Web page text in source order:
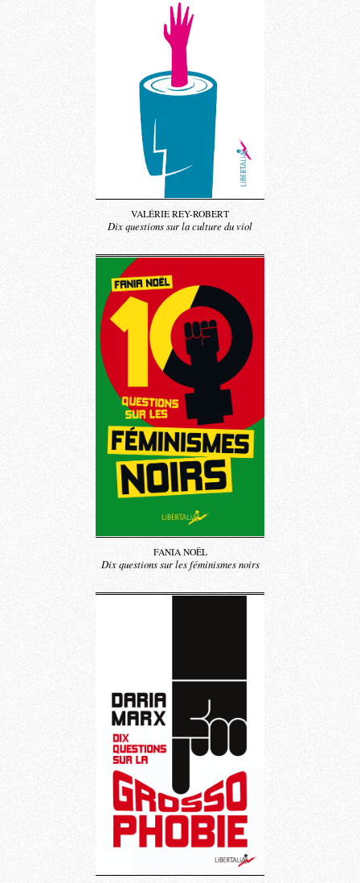
VALÉRIE REY-ROBERT
Dix questions sur la culture du viol
FANIA NOËL
Dix questions sur les féminismes noirs